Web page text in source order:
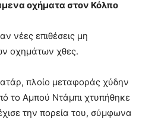
οχήματα στον Κόλπο
νέες επιθέσεις μη
οχημάτων χθες.
πλοίο μεταφοράς χύδην
το Αμπού Ντάμπι χτυπήθηκε
την πορεία του, σύμφωνα